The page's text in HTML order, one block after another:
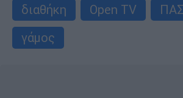
διαθήκη
Open TV
γάμος